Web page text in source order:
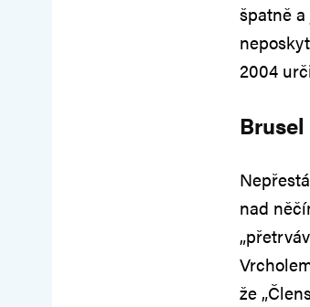
špatně
2004
nad
že